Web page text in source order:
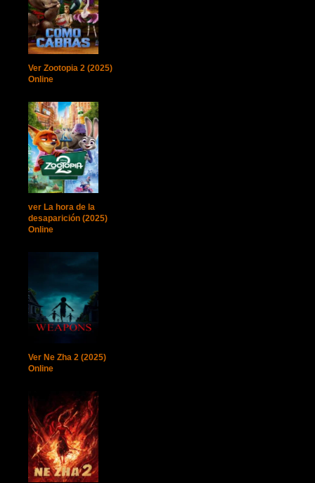
Ver Zootopia 2 (2025)
Online
ver La hora de la
desaparición (2025)
Online
Ver Ne Zha 2 (2025)
Online